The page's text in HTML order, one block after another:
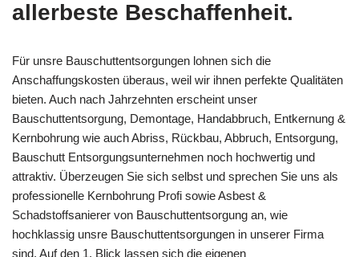
allerbeste Beschaffenheit.
Für unsre Bauschuttentsorgungen lohnen sich die
Anschaffungskosten überaus, weil wir ihnen perfekte Qualitäten
bieten. Auch nach Jahrzehnten erscheint unser
Bauschuttentsorgung, Demontage, Handabbruch, Entkernung &
Kernbohrung wie auch Abriss, Rückbau, Abbruch, Entsorgung,
Bauschutt Entsorgungsunternehmen noch hochwertig und
attraktiv. Überzeugen Sie sich selbst und sprechen Sie uns als
professionelle Kernbohrung Profi sowie Asbest &
Schadstoffsanierer von Bauschuttentsorgung an, wie
hochklassig unsre Bauschuttentsorgungen in unserer Firma
sind. Auf den 1. Blick lassen sich die eigenen